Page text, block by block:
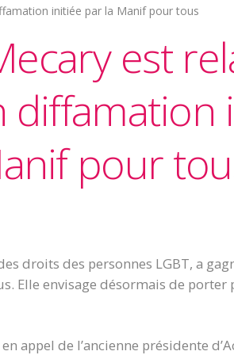
initiée par la Manif pour tous
est
diffamation
pour
droits des personnes LGBT, a
Elle envisage désormais de porter
appel de l’ancienne présidente